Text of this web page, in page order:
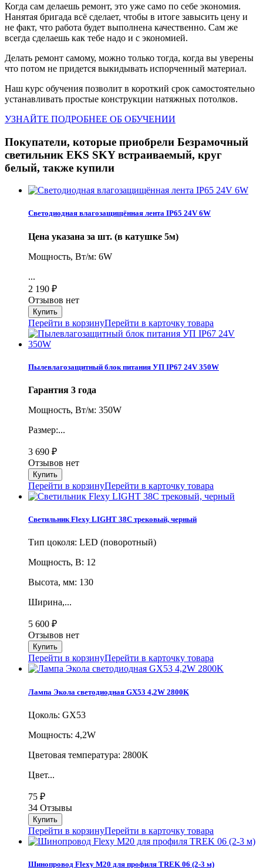
Когда сам делаешь ремонт, это уже само по себе экономия.
Нанятая бригада всё сделает, чтобы в итоге завысить цену и
не факт, что работа будет выполнена качественно. Сам же
всегда сделаешь как тебе надо и с экономией.
Делать ремонт самому, можно только тогда, когда вы уверены
что потом не придется выкидывать испорченный материал.
Наш курс обучения позволит в короткий срок самостоятельно
устанавливать простые конструкции натяжных потолков.
УЗНАЙТЕ ПОДРОБНЕЕ ОБ ОБУЧЕНИИ
Покупатели, которые приобрели Безрамочный
светильник EKS SKY встраиваемый, круг
белый, также купили
Светодиодная влагозащищённая лента IP65 24V 6W
Цена указана за шт. (в катушке 5м)
Мощность, Вт/м: 6W
...
2 190 ₽
Отзывов нет
Перейти в корзинуПерейти в карточку товара
Пылевлагозащитный блок питания УП IP67 24V 350W
Гарантия 3 года
Мощность, Вт/м: 350W
Размер:...
3 690 ₽
Отзывов нет
Перейти в корзинуПерейти в карточку товара
Светильник Flexy LIGHT 38C трековый, черный
Тип цоколя: LED (поворотный)
Мощность, В: 12
Высота, мм: 130
Ширина,...
5 600 ₽
Отзывов нет
Перейти в корзинуПерейти в карточку товара
Лампа Экола светодиодная GX53 4,2W 2800K
Цоколь: GX53
Мощность: 4,2W
Цветовая температура: 2800K
Цвет...
75 ₽
34 Отзывы
Перейти в корзинуПерейти в карточку товара
Шинопровод Flexy M20 для профиля TREK 06 (2-3 м)